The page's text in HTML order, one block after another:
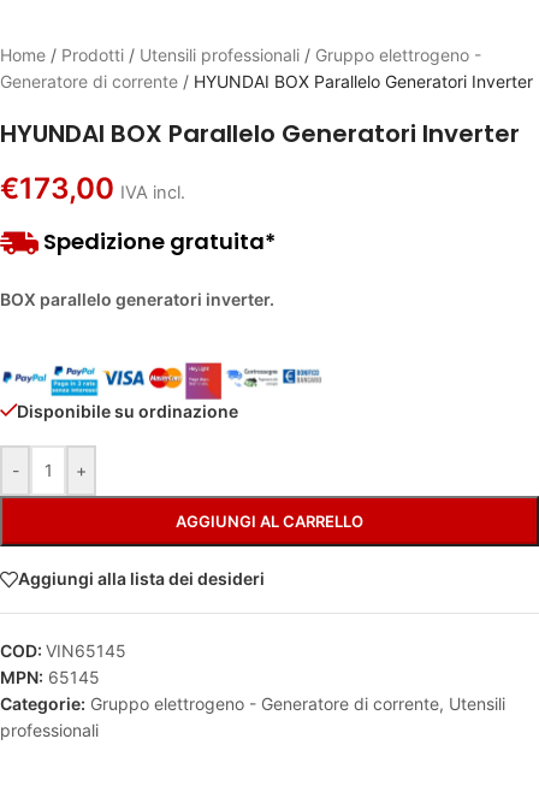
Home / Prodotti / Utensili professionali / Gruppo elettrogeno -
Generatore di corrente / HYUNDAI BOX Parallelo Generatori Inverter
HYUNDAI BOX Parallelo Generatori Inverter
€173,00 IVA incl.
Spedizione gratuita*
BOX parallelo generatori inverter.
Disponibile su ordinazione
- +
AGGIUNGI AL CARRELLO
Aggiungi alla lista dei desideri
COD: VIN65145
MPN: 65145
Categorie: Gruppo elettrogeno - Generatore di corrente, Utensili
professionali